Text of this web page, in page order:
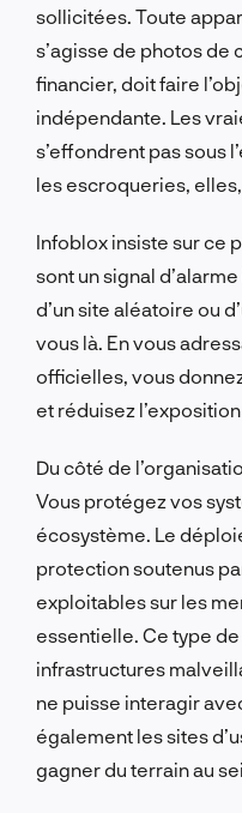
sollicitées. Toute
s’agisse de photos
financier, doit faire
indépendante. Les
s’effondrent pas sous
les escroqueries, elles,
Infoblox insiste sur ce
sont un signal
d’un site aléatoire ou
vous là. En vous
officielles, vous
et réduisez
Du côté de
Vous protégez vos
écosystème. Le
protection soutenus
exploitables sur les
essentielle. Ce type
infrastructures
ne puisse interagir
également les sites
gagner du terrain au